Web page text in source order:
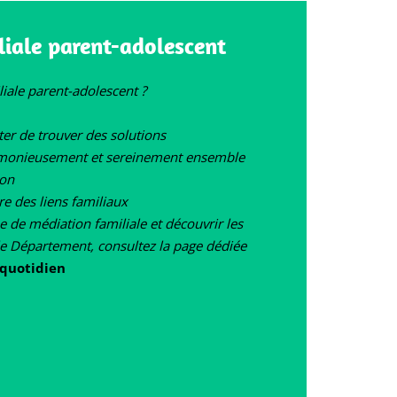
parent-adolescent
parent-adolescent ?
de trouver des solutions
et sereinement ensemble
des liens familiaux
de médiation familiale et découvrir les
Département, consultez la page dédiée